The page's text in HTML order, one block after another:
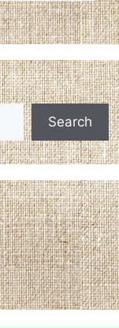
Search